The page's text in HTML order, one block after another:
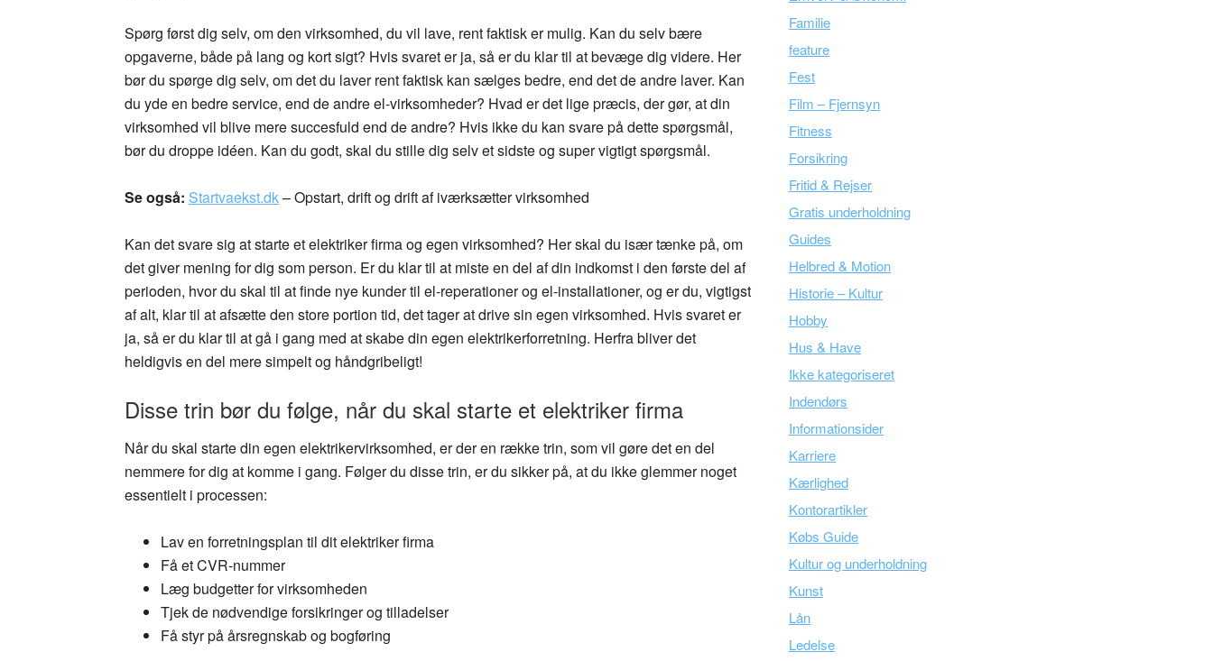
Spørg først dig selv, om den virksomhed, du vil lave, rent faktisk er mulig. Kan du selv bære
opgaverne, både på lang og kort sigt? Hvis svaret er ja, så er du klar til at bevæge dig videre. Her
bør du spørge dig selv, om det du laver rent faktisk kan sælges bedre, end det de andre laver. Kan
du yde en bedre service, end de andre el-virksomheder? Hvad er det lige præcis, der gør, at din
virksomhed vil blive mere succesfuld end de andre? Hvis ikke du kan svare på dette spørgsmål,
bør du droppe idéen. Kan du godt, skal du stille dig selv et sidste og super vigtigt spørgsmål.
Se også: Startvaekst.dk– Opstart, drift og drift af iværksætter virksomhed
Kan det svare sig at starte et elektriker firma og egen virksomhed? Her skal du især tænke på, om
det giver mening for dig som person. Er du klar til at miste en del af din indkomst i den første del af
perioden, hvor du skal til at finde nye kunder til el-reperationer og el-installationer, og er du, vigtigst
af alt, klar til at afsætte den store portion tid, det tager at drive sin egen virksomhed. Hvis svaret er
ja, så er du klar til at gå i gang med at skabe din egen elektrikerforretning. Herfra bliver det
heldigvis en del mere simpelt og håndgribeligt!
Disse trin bør du følge, når du skal starte et elektriker firma
Når du skal starte din egen elektrikervirksomhed, er der en række trin, som vil gøre det en del
nemmere for dig at komme i gang. Følger du disse trin, er du sikker på, at du ikke glemmer noget
essentielt i processen:
Lav en forretningsplan til dit elektriker firma
Få et CVR-nummer
Læg budgetter for virksomheden
Tjek de nødvendige forsikringer og tilladelser
Få styr på årsregnskab og bogføring
Familie
feature
Fest
Film – Fjernsyn
Fitness
Forsikring
Fritid & Rejser
Gratis underholdning
Guides
Helbred & Motion
Historie – Kultur
Hobby
Hus & Have
Ikke kategoriseret
Indendørs
Informationsider
Karriere
Kærlighed
Kontorartikler
Købs Guide
Kultur og underholdning
Kunst
Lån
Ledelse